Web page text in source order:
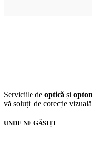
Serviciile de optică și
vă soluții de corecție
UNDE NE GĂSIȚI